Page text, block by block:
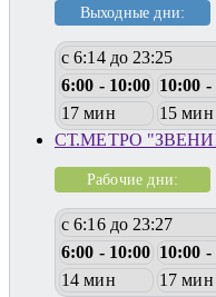
Выходные дни:
с 6:14 до 23:25
6:00 - 10:00 10:00 -
17 мин
15 мин
СТ.МЕТРО
Рабочие дни:
с 6:16 до 23:27
6:00 - 10:00 10:00 -
14 мин
17 мин